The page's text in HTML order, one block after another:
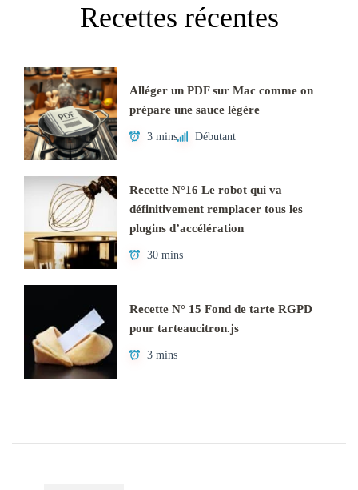
Recettes récentes
Alléger un PDF sur Mac comme on
prépare une sauce légère
3 mins Débutant
Recette N°16 Le robot qui va
définitivement remplacer tous les
plugins d’accélération
30 mins
Recette N° 15 Fond de tarte RGPD
pour tarteaucitron.js
3 mins